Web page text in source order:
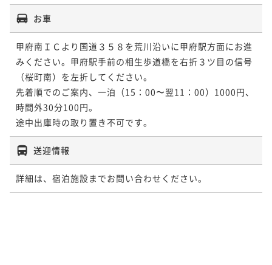
お車
甲府南ＩＣより国道３５８を荒川沿いに甲府駅方面にお進
みください。甲府駅手前の相生歩道橋を右折３ツ目の信号
（桜町南）を左折してください。
先着順でのご案内、一泊（15：00〜翌11：00）1000円、
時間外30分100円。
途中出庫時の取り置き不可です。
送迎情報
詳細は、宿泊施設までお問い合わせください。